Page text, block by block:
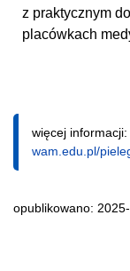
z praktycznym
placówkach
więcej informacji:
wam.edu.pl/
opublikowano: